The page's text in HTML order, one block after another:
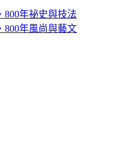
年祕史與技法
年風尚與藝文